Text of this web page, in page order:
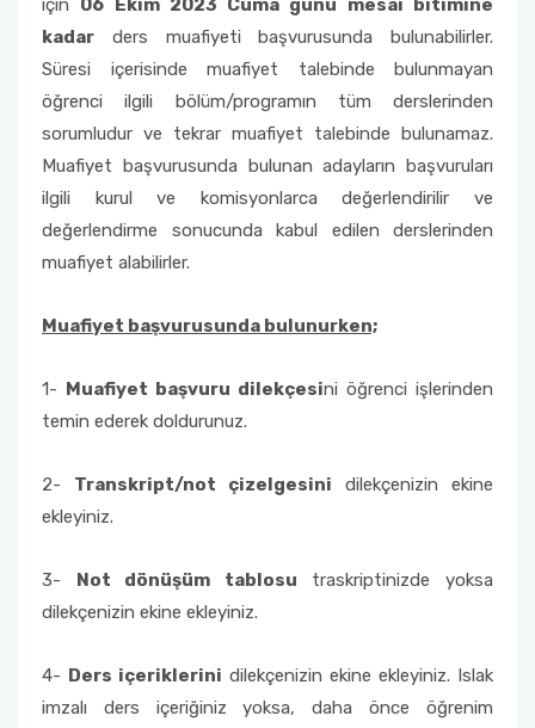
için 06 Ekim 2023 Cuma günü mesai bitimine
kadar ders muafiyeti başvurusunda bulunabilirler.
Süresi içerisinde muafiyet talebinde bulunmayan
öğrenci ilgili bölüm/programın tüm derslerinden
sorumludur ve tekrar muafiyet talebinde bulunamaz.
Muafiyet başvurusunda bulunan adayların başvuruları
ilgili kurul ve komisyonlarca değerlendirilir ve
değerlendirme sonucunda kabul edilen derslerinden
muafiyet alabilirler.
Muafiyet başvurusunda bulunurken;
1- Muafiyet başvuru dilekçesini öğrenci işlerinden
temin ederek doldurunuz.
2- Transkript/not çizelgesini dilekçenizin ekine
ekleyiniz.
3- Not dönüşüm tablosu traskriptinizde yoksa
dilekçenizin ekine ekleyiniz.
4- Ders içeriklerini dilekçenizin ekine ekleyiniz. Islak
imzalı ders içeriğiniz yoksa, daha önce öğrenim
Toplumsal Duyarlılık ve Katkı Projeleri Birim
Komisyonu
Tıbbi Hizmetler ve Teknikler - Optisyenlik
Yönetim ve Organizasyon
Ders İçerikleri
Uzaktan Eğitim Rehberleri
Öğrenci Dilekçe Örnekleri
Mezuniyet İşlemleri